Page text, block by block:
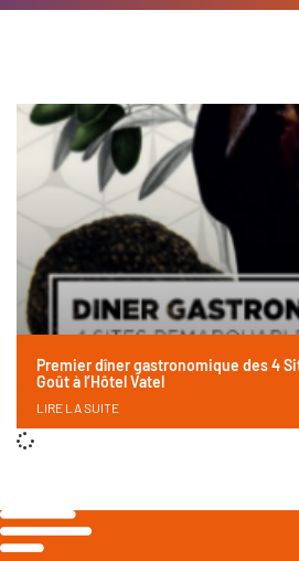
Premier dîner gastronomique des 4
Goût à l’Hôtel Vatel
LIRE LA SUITE